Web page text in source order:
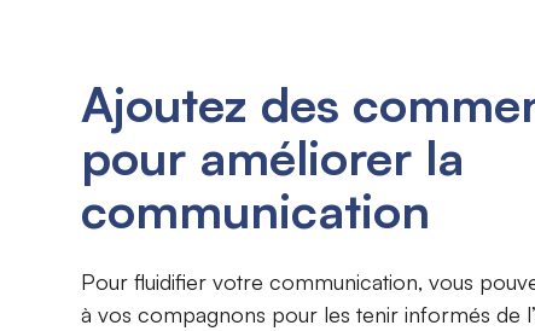
Ajoutez des
pour améliorer la
communication
Pour fluidifier votre communication, vous
à vos compagnons pour les tenir informés de